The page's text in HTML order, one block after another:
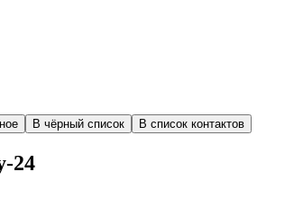
В чёрный список В список контактов
24